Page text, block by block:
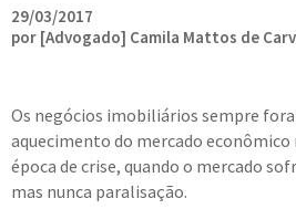
29/03/2017
por [Advogado] Camila Mattos de
Os negócios imobiliários sempre
aquecimento do mercado
época de crise, quando o mercado
mas nunca paralisação.